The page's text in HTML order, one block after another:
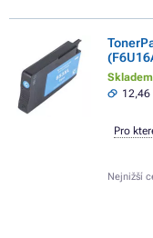
12,46
Nejnižší
Pro